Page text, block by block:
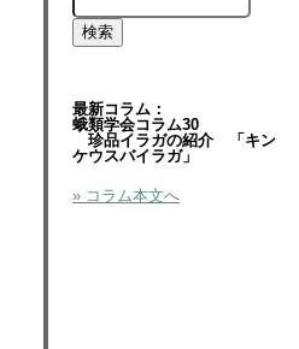
最新コラム：
蛾類学会コラム30
珍品イラガの紹介 「キン
ケウスバイラガ」
» コラム本文へ